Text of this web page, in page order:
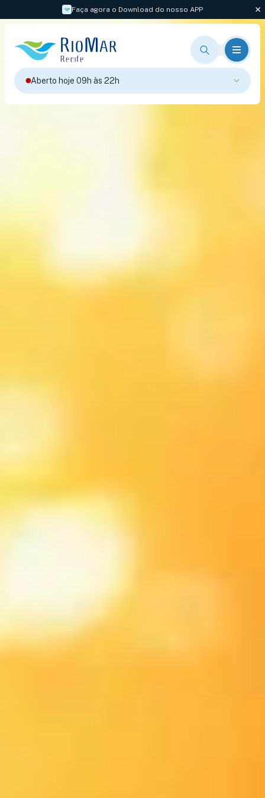
Faça agora o Download do nosso APP
Aberto hoje 09h às 22h